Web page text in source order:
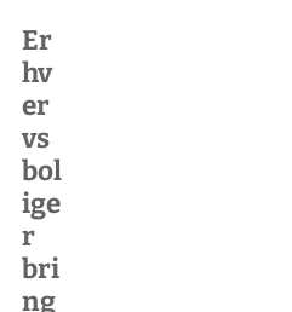
Er
hv
er
vs
bol
ige
r
bri
ng